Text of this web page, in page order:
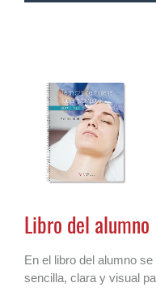
Libro del alumno
En el libro del alumno
sencilla, clara y visual